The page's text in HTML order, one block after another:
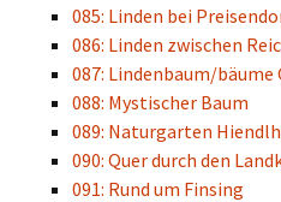
085: Linden bei
086: Linden zwischen
087: Lindenbaum/
088: Mystischer Baum
089: Naturgarten
090: Quer durch den
091: Rund um Finsing